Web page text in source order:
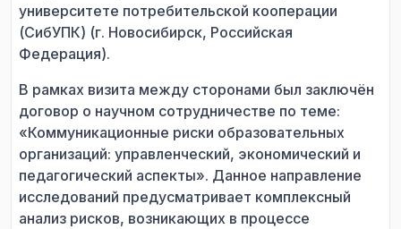
университете потребительской кооперации
(СибУПК) (г. Новосибирск, Российская
Федерация).
В рамках визита между сторонами был заключён
договор о научном сотрудничестве по теме:
«Коммуникационные риски образовательных
организаций: управленческий, экономический и
педагогический аспекты». Данное направление
исследований предусматривает комплексный
анализ рисков, возникающих в процессе